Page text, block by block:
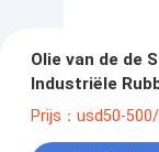
Olie van de de
Industriële
Prijs：usd50-